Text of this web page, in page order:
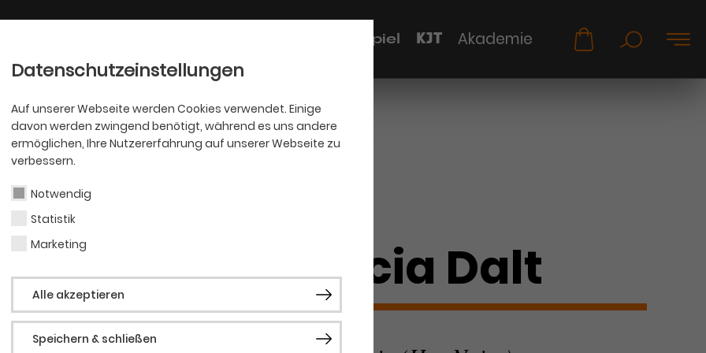
Datenschutzeinstellungen
Auf unserer Webseite werden Cookies verwendet. Einige
davon werden zwingend benötigt, während es uns andere
ermöglichen, Ihre Nutzererfahrung auf unserer Webseite zu
verbessern.
Notwendig
Statistik
Marketing
Alle akzeptieren
Speichern & schließen
Schauspiel KJT Akademie
Lucrecia Dalt